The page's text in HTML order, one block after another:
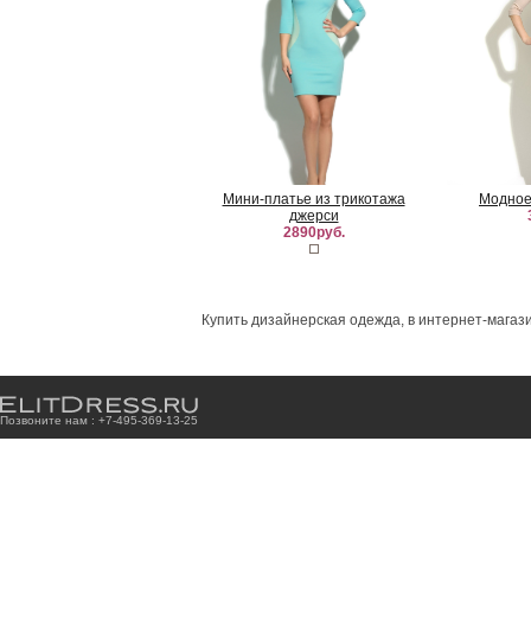
Мини-платье из трикотажа
джерси
2890руб.
Купить дизайнерская одежда, в интернет-
Позвоните нам : +7-495-369-13-25